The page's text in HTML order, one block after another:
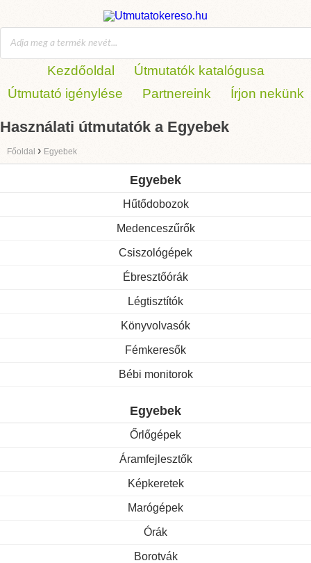
Kezdőoldal
Útmutatók katalógusa
Útmutató igénylése
Partnereink Írjon nekünk
Használati útmutatók a Egyebek
Főoldal › Egyebek
Egyebek
Hűtődobozok
Medenceszűrők
Csiszológépek
Ébresztőórák
Légtisztítók
Könyvolvasók
Fémkeresők
Bébi monitorok
Egyebek
Őrlőgépek
Áramfejlesztők
Képkeretek
Marógépek
Órák
Borotvák